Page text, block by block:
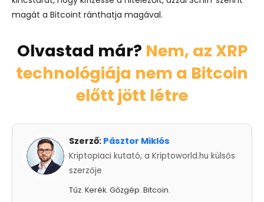
magát a Bitcoint ránthatja magával.
Olvastad már? Nem, az XRP
technológiája nem a Bitcoin
előtt jött létre
Szerző: Pásztor Miklós
Kriptopiaci kutató, a Kriptoworld.hu külsős
szerzője
Tűz. Kerék. Gőzgép. Bitcoin.